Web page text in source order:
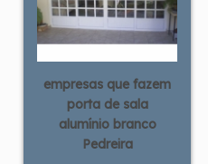
empresas que fazem
porta de sala
alumínio branco
Pedreira